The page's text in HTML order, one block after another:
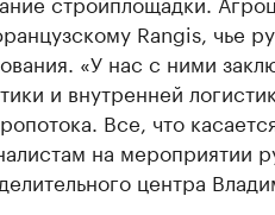
Rangis, чье
«У нас с ними
и внутренней
Все, что
на мероприятии
центра